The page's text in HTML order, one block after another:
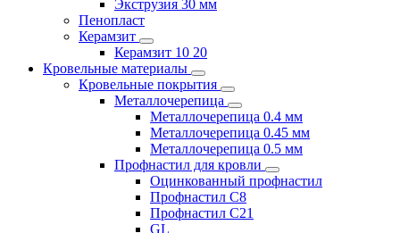
Экструзия 30 мм
Пенопласт
Керамзит
Керамзит 10 20
Кровельные материалы
Кровельные покрытия
Металлочерепица
Металлочерепица 0.4 мм
Металлочерепица 0.45 мм
Металлочерепица 0.5 мм
Профнастил для кровли
Оцинкованный профнастил
Профнастил С8
Профнастил С21
GL